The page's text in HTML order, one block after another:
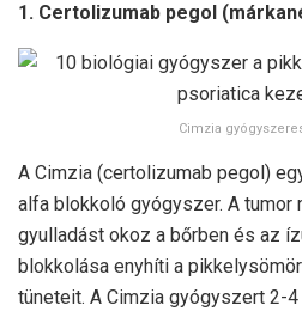
1. Certolizumab pegol
Cimzia
A Cimzia (certolizumab pegol)
alfa blokkoló gyógyszer. A
gyulladást okoz a bőrben és az
blokkolása enyhíti a
tüneteit. A Cimzia gyógyszert 2-